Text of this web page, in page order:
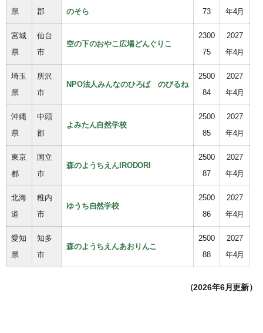
県
郡
のそら
73
年4月
宮城
県
仙台
市
空の下のおやこ広場どんぐりこ
2300
75
2027
年4月
埼玉
県
所沢
市
NPO法人みんなのひろば のびるね
2500
84
2027
年4月
沖縄
県
中頭
郡
よみたん自然学校
2500
85
2027
年4月
東京
都
国立
市
森のようちえんIRODORI
2500
87
2027
年4月
北海
道
稚内
市
ゆうち自然学校
2500
86
2027
年4月
愛知
県
知多
市
森のようちえんあおりんこ
2500
88
2027
年4月
（2026年6月更新）